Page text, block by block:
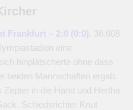
Frankfurt – 2:0 (0:0). 36.608
eine
hinplätscherte ohne dass
beiden Mannschaften ergab.
in die Hand und Hertha
Schiedsrichter Knut